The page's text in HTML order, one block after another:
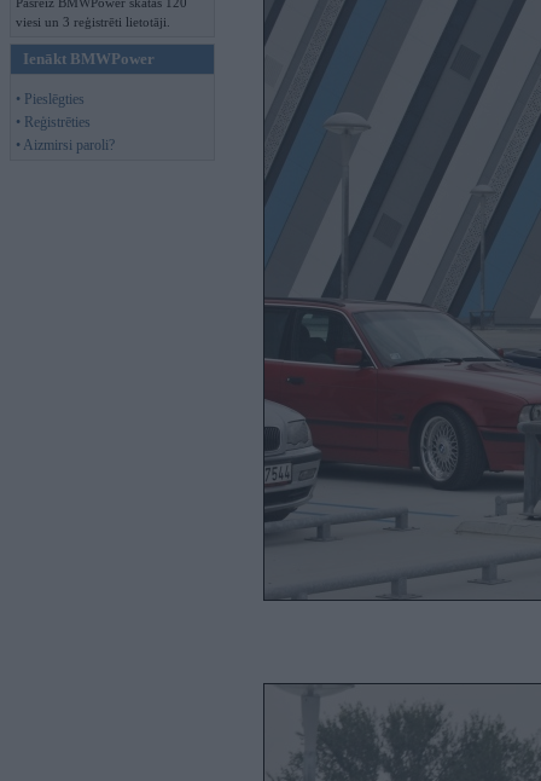
viesi un 3 reģistrēti lietotāji.
Ienākt BMWPower
• Pieslēgties
• Reģistrēties
• Aizmirsi paroli?